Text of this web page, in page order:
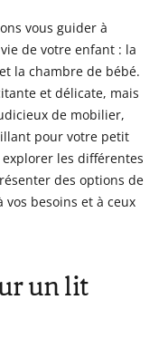
vous guider à
de votre enfant : la
la chambre de bébé.
et délicate, mais
de mobilier,
pour votre petit
les différentes
des options de
besoins et à ceux
un lit